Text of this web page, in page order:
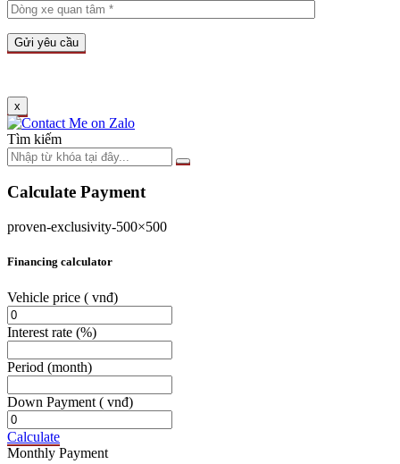
x
Tìm kiếm
Calculate Payment
proven-exclusivity-500×500
Financing calculator
Vehicle price ( vnđ)
Interest rate (%)
Period (month)
Down Payment ( vnđ)
Calculate
Monthly Payment